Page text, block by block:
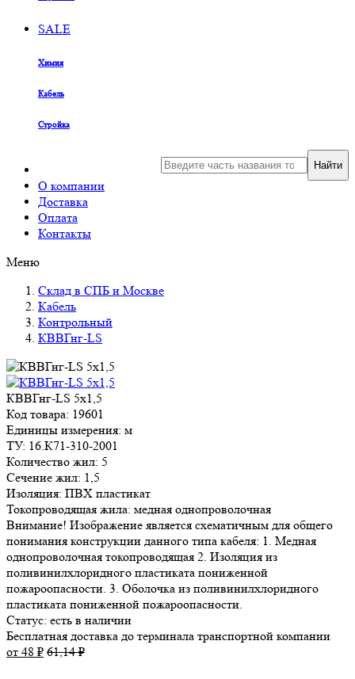
SALE
Химия
Кабель
Стройка
О компании
Доставка
Оплата
Контакты
Найти
Меню
Склад в СПБ и Москве
Кабель
Контрольный
КВВГнг-LS
КВВГнг-LS 5х1,5
Код товара: 19601
Единицы измерения: м
ТУ: 16.К71-310-2001
Количество жил: 5
Сечение жил: 1,5
Изоляция: ПВХ пластикат
Токопроводящая жила: медная однопроволочная
Внимание! Изображение является схематичным для общего
понимания конструкции данного типа кабеля: 1. Медная
однопроволочная токопроводящая 2. Изоляция из
поливинилхлоридного пластиката пониженной
пожароопасности. 3. Оболочка из поливинилхлоридного
пластиката пониженной пожароопасности.
Статус: есть в наличии
Бесплатная доставка до терминала транспортной компании
от 48 ₽ 61,14₽